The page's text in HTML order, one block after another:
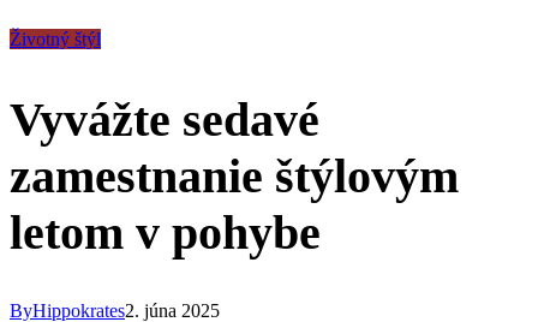
Životný štýl
Vyvážte sedavé
zamestnanie štýlovým
letom v pohybe
ByHippokrates2. júna 2025